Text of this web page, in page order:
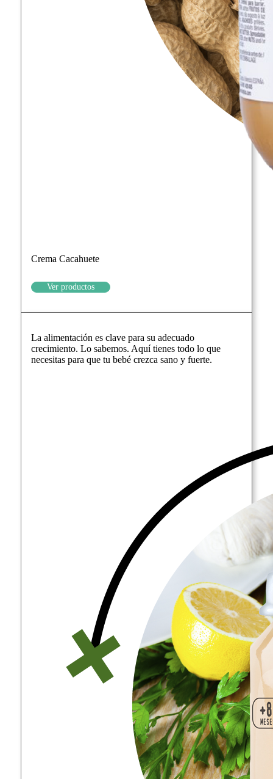
Crema Cacahuete
Ver productos
La alimentación es clave para su adecuado
crecimiento. Lo sabemos. Aquí tienes todo lo que
necesitas para que tu bebé crezca sano y fuerte.